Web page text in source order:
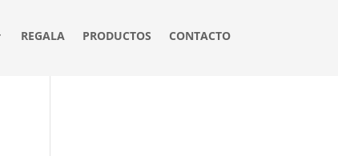
REGALA PRODUCTOS CONTACTO